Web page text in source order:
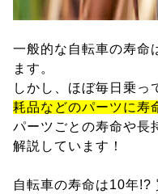
一般的な自転車の寿命
ます。
しかし、ほぼ毎日乗っ
耗品などのパーツに寿
パーツごとの寿命や長
解説しています！
自転車の寿命は10年!?